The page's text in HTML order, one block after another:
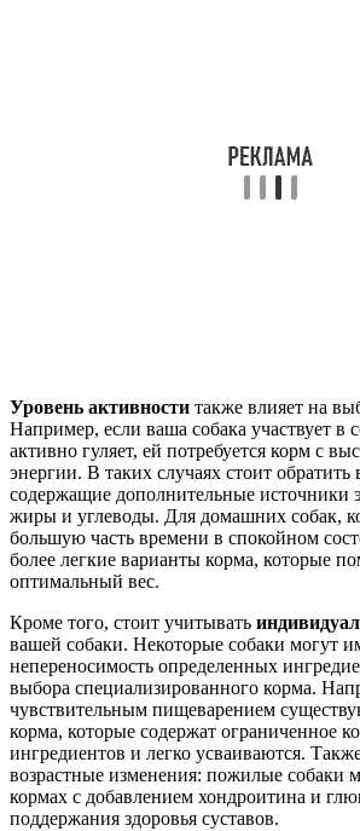
Уровень активности также влияет на
Например, если ваша собака участвует в
активно гуляет, ей потребуется корм с
энергии. В таких случаях стоит
содержащие дополнительные источники
жиры и углеводы. Для домашних собак,
большую часть времени в спокойном
более легкие варианты корма, которые
оптимальный вес.
Кроме того, стоит учитывать
вашей собаки. Некоторые собаки могут
непереносимость определенных
выбора специализированного корма.
чувствительным пищеварением
корма, которые содержат ограниченное
ингредиентов и легко усваиваются.
возрастные изменения: пожилые собаки
кормах с добавлением хондроитина и
поддержания здоровья суставов.